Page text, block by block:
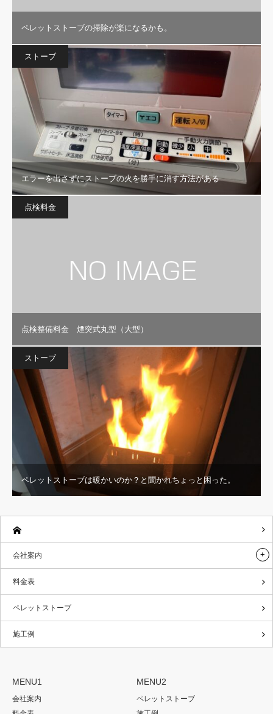
ペレットストーブの掃除が楽になるかも。
ストーブ
エラーを出さずにストーブの火を勝手に消す方法がある
点検料金
点検整備料金 煙突式丸型（大型）
ストーブ
ペレットストーブは暖かいのか？と聞かれちょっと困った。
会社案内
料金表
ペレットストーブ
施工例
MENU1
会社案内
MENU2
ペレットストーブ